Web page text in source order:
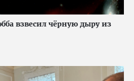
взвесил чёрную дыру из